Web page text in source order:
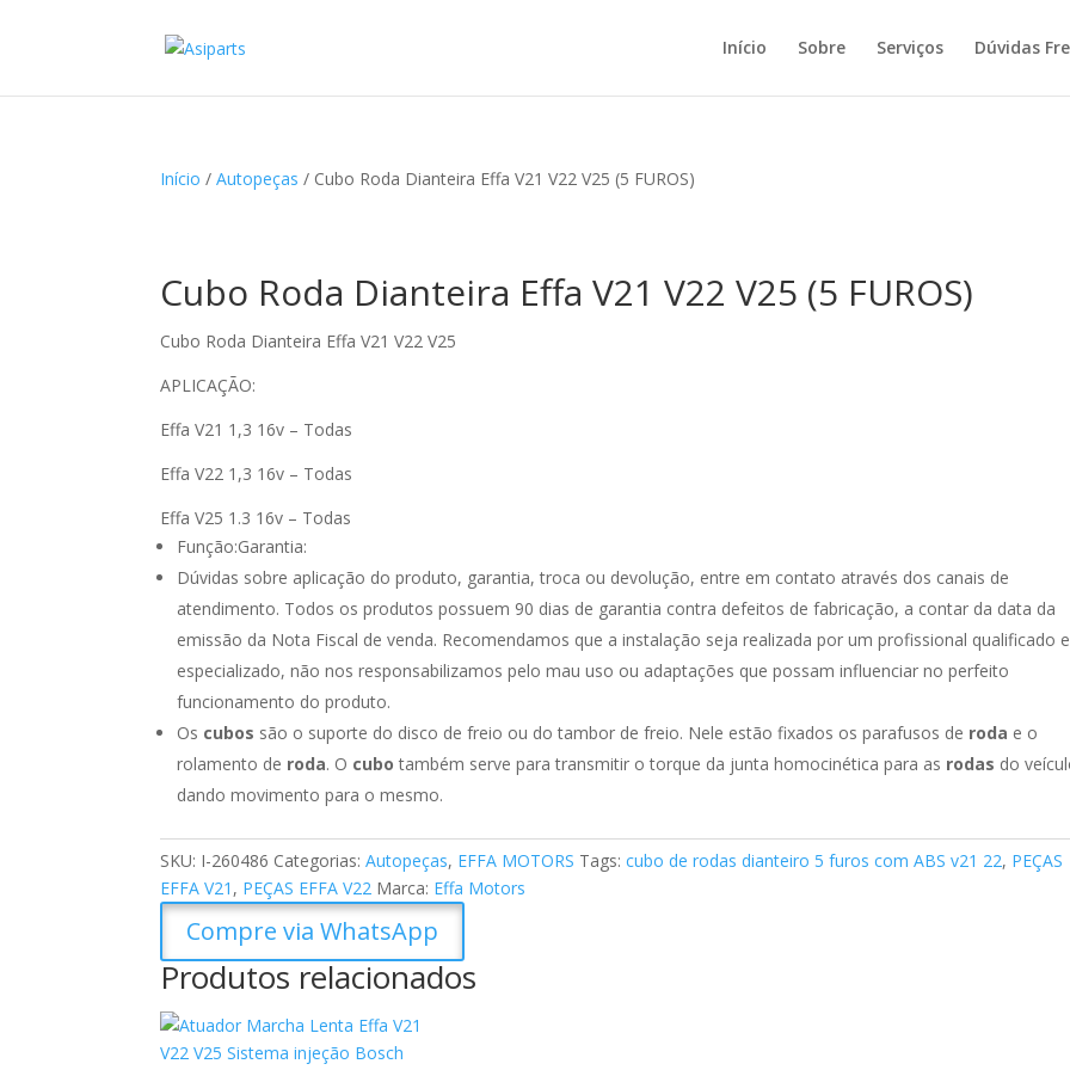
Início Sobre Serviços Dúvidas
Início /Autopeças / Cubo Roda Dianteira Effa V21 V22 V25 (5 FUROS)
Cubo Roda Dianteira Effa V21 V22 V25 (5 FUROS)
Cubo Roda Dianteira Effa V21 V22 V25
APLICAÇÃO:
Effa V21 1,3 16v – Todas
Effa V22 1,3 16v – Todas
Effa V25 1.3 16v – Todas
Função:Garantia:
Dúvidas sobre aplicação do produto, garantia, troca ou devolução, entre em contato através dos canais de
atendimento. Todos os produtos possuem 90 dias de garantia contra defeitos de fabricação, a contar da data da
emissão da Nota Fiscal de venda. Recomendamos que a instalação seja realizada por um profissional qualificado e
especializado, não nos responsabilizamos pelo mau uso ou adaptações que possam influenciar no perfeito
funcionamento do produto.
Os cubos são o suporte do disco de freio ou do tambor de freio. Nele estão fixados os parafusos de roda e o
rolamento de roda. O cubo também serve para transmitir o torque da junta homocinética para as rodas do
dando movimento para o mesmo.
SKU: I-260486 Categorias:Autopeças, EFFA MOTORS Tags:cubo de rodas dianteiro 5 furos com ABS v21 22, PEÇAS
EFFA V21 , PEÇAS EFFA V22 Marca: Effa Motors
Compre via WhatsApp
Produtos relacionados